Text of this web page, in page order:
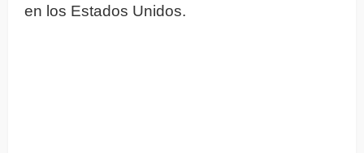
en los Estados Unidos.